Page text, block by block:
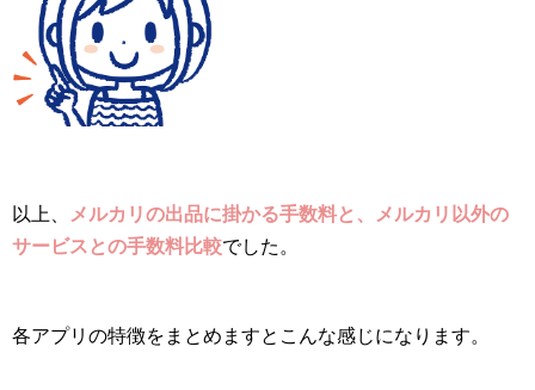
以上、
メルカリの出品に掛かる手数料と、メルカリ以外の
サービスとの手数料比較でした。
各アプリの特徴をまとめますとこんな感じになります。